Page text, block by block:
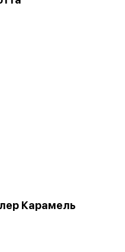
Карамель